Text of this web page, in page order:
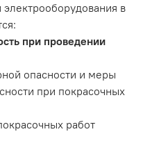
в
при проведении
опасности и меры
при покрасочных
работ